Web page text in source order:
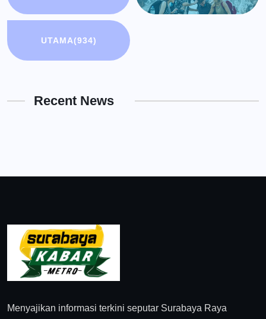
UTAMA(934)
Recent News
Menyajikan informasi terkini seputar Surabaya Raya